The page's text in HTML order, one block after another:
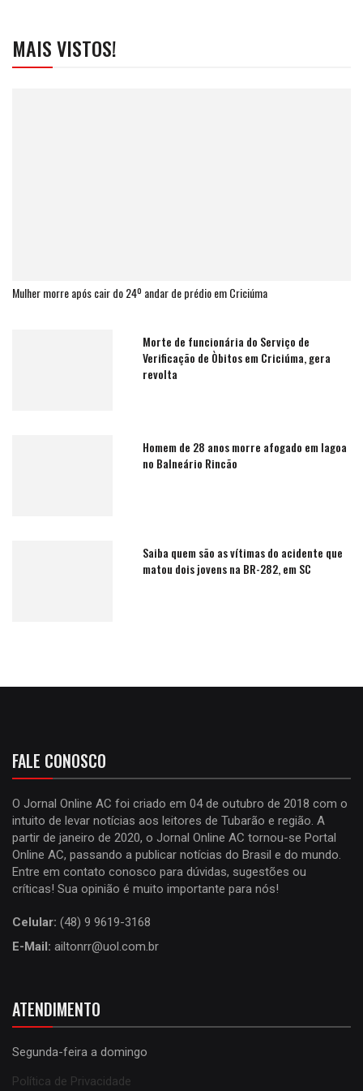
MAIS VISTOS!
Mulher morre após cair do 24º andar de prédio em Criciúma
Morte de funcionária do Serviço de
Verificação de Òbitos em Criciúma, gera
revolta
Homem de 28 anos morre afogado em lagoa
no Balneário Rincão
Saiba quem são as vítimas do acidente que
matou dois jovens na BR-282, em SC
FALE CONOSCO
O Jornal Online AC foi criado em 04 de outubro de 2018 com o
intuito de levar notícias aos leitores de Tubarão e região. A
partir de janeiro de 2020, o Jornal Online AC tornou-se Portal
Online AC, passando a publicar notícias do Brasil e do mundo.
Entre em contato conosco para dúvidas, sugestões ou
críticas! Sua opinião é muito importante para nós!
Celular: (48) 9 9619-3168
E-Mail: ailtonrr@uol.com.br
ATENDIMENTO
Segunda-feira a domingo
Política de Privacidade